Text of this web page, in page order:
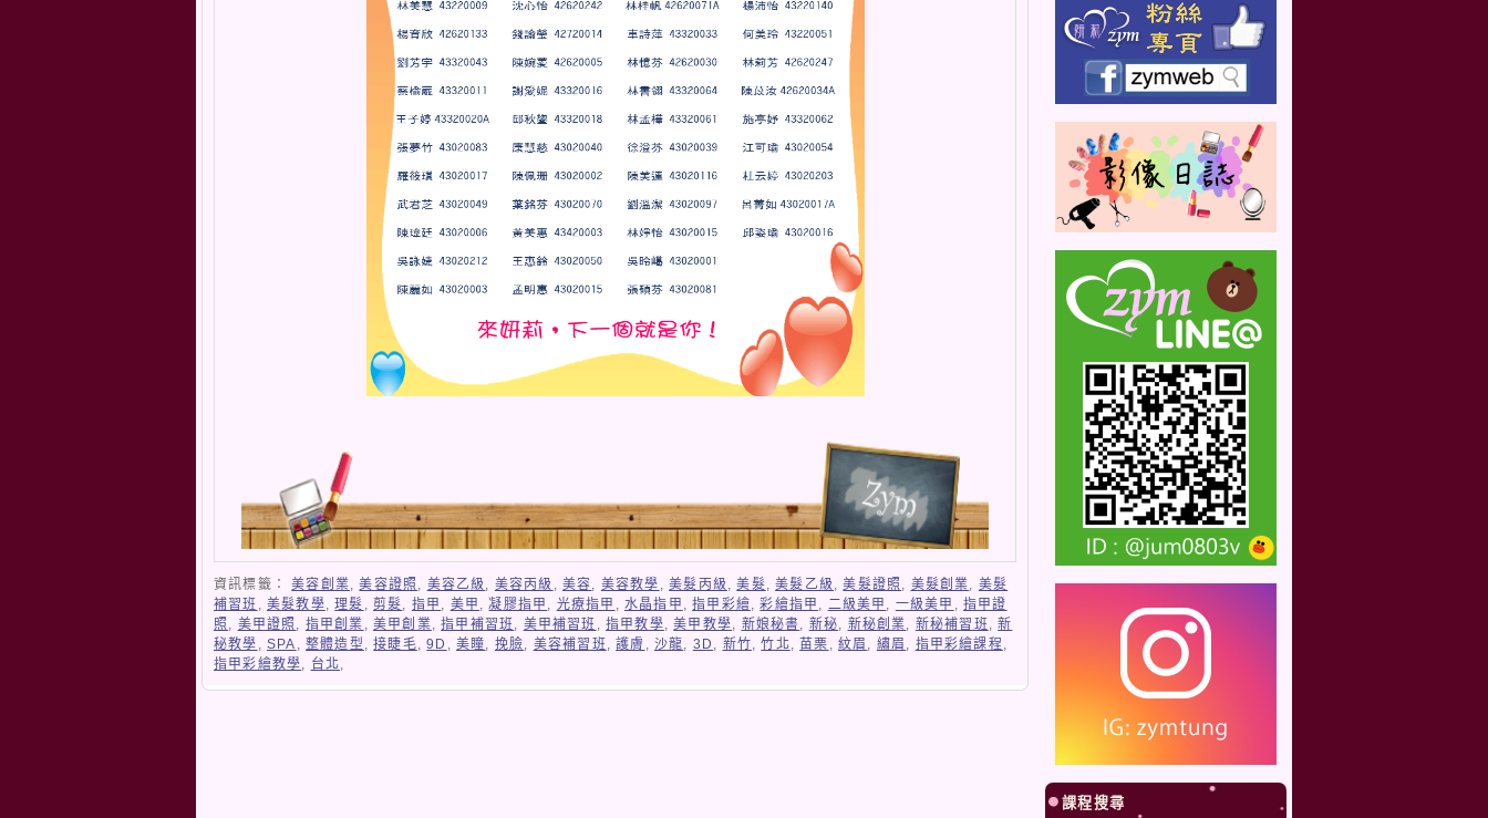
課程搜尋
資訊標籤： 美容創業,美容證照 , 美容乙級 , 美容丙級 ,美容, 美容教學 ,美髮丙級 ,美髮,美髮乙級 ,美髮證照 , 美髮創業, 美髮
補習班 ,美髮教學,理髮 , 剪髮, 指甲 , 美甲 ,凝膠指甲 , 光療指甲 , 水晶指甲 ,指甲彩繪,彩繪指甲 , 二級美甲 , 一級美甲 ,指甲證
照 , 美甲證照 , 指甲創業 ,美甲創業,指甲補習班 , 美甲補習班 ,指甲教學,美甲教學, 新娘秘書, 新秘, 新秘創業, 新秘補習班 ,新
秘教學 ,SPA ,整體造型 ,接睫毛,9D ,美瞳, 挽臉, 美容補習班 ,護膚 , 沙龍, 3D , 新竹,竹北, 苗栗 , 紋眉 , 繡眉 , 指甲彩繪課程 ,
指甲彩繪教學, 台北,